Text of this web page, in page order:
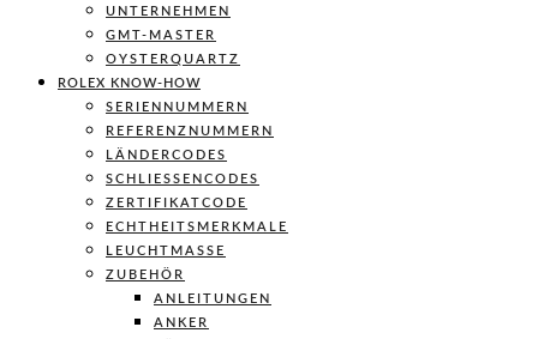
UNTERNEHMEN
GMT-MASTER
OYSTERQUARTZ
ROLEX KNOW-HOW
SERIENNUMMERN
REFERENZNUMMERN
LÄNDERCODES
SCHLIESSENCODES
ZERTIFIKATCODE
ECHTHEITSMERKMALE
LEUCHTMASSE
ZUBEHÖR
ANLEITUNGEN
ANKER